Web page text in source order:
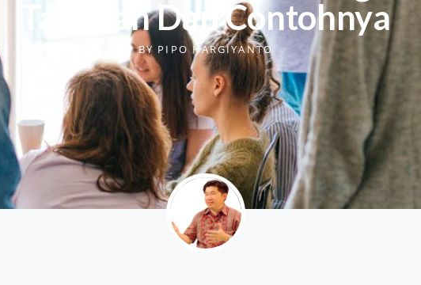
Tahapan Dan Contohnya
BY PIPO HARGIYANTO